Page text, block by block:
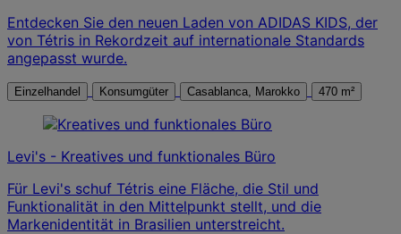
Entdecken Sie den neuen Laden von ADIDAS KIDS, der
von Tétris in Rekordzeit auf internationale Standards
angepasst wurde.
Einzelhandel Konsumgüter Casablanca, Marokko 470 m²
Levi's - Kreatives und funktionales Büro
Für Levi's schuf Tétris eine Fläche, die Stil und
Funktionalität in den Mittelpunkt stellt, und die
Markenidentität in Brasilien unterstreicht.